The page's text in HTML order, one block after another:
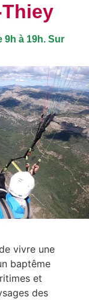
9h à 19h. Sur
vivre une
baptême
et
des